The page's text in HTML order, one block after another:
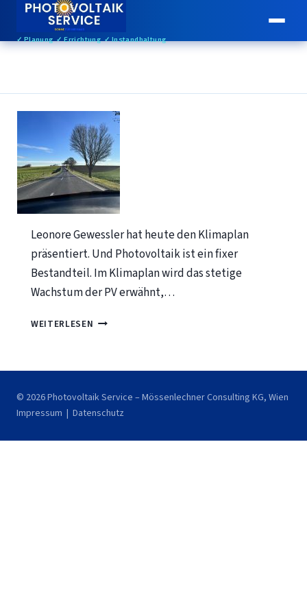
✓ Planung ✓ Errichtung ✓ Instandhaltung
Leonore Gewessler hat heute den Klimaplan
präsentiert. Und Photovoltaik ist ein fixer
Bestandteil. Im Klimaplan wird das stetige
Wachstum der PV erwähnt,…
WEITERLESEN KLIMAPLAN
–
IST
FIX
© 2026 Photovoltaik Service – Mössenlechner Consulting KG, Wien
Impressum | Datenschutz